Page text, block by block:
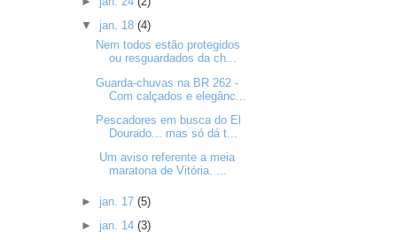
▼ jan. 18 (4)
Nem todos estão protegidos
ou resguardados da ch...
Guarda-chuvas na BR 262 -
Com calçados e elegânc...
Pescadores em busca do El
Dourado... mas só dá t...
Um aviso referente a meia
maratona de Vitória. ...
► jan. 17 (5)
► jan. 14 (3)